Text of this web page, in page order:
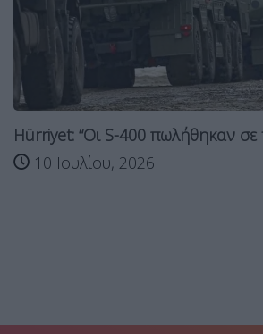
Hürriyet: “Οι S-400 πωλήθηκαν σε
10 Ιουλίου, 2026